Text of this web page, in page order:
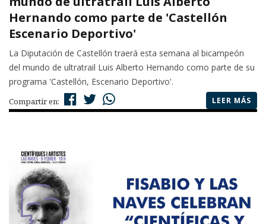
Hernando como parte de 'Castellón
Escenario Deportivo'
La Diputación de Castellón traerá esta semana al bicampeón
del mundo de ultratrail Luis Alberto Hernando como parte de su
programa 'Castellón, Escenario Deportivo'.
Compartir en: LEER MÁS